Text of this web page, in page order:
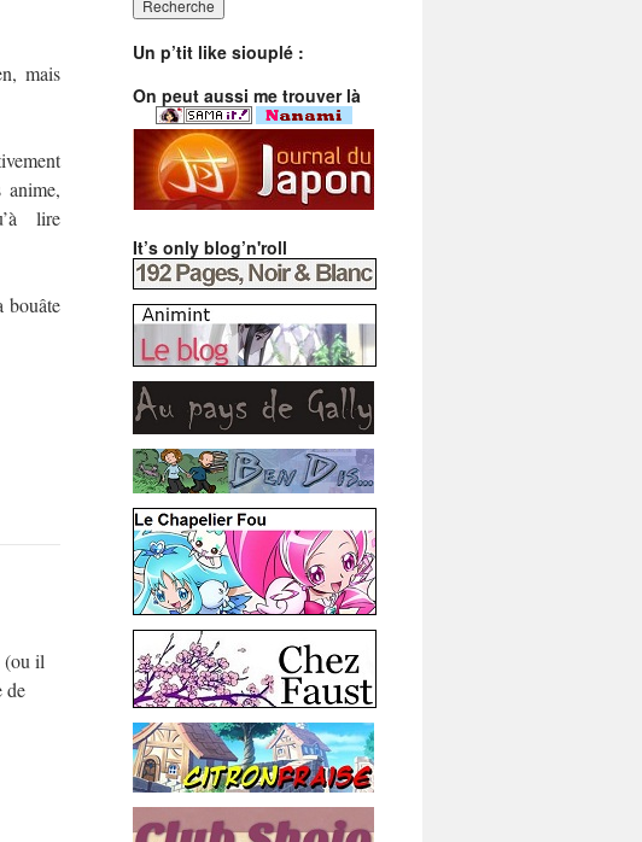
mais
lire
bouâte
(ou il
de
Un p’tit like siouplé :
On peut aussi me trouver là
It’s only blog’n'roll